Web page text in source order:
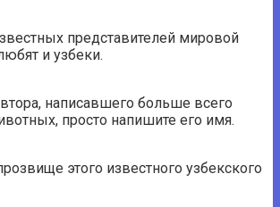
представителей мировой
и узбеки.
написавшего больше всего
просто напишите его имя.
этого известного узбекского